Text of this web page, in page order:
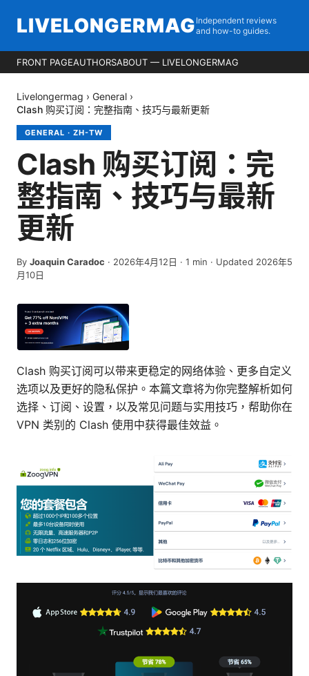
LIVELONGERMAG Independent reviews
and how-to guides.
FRONT PAGEAUTHORSABOUT — LIVELONGERMAG
Livelongermag › General ›
Clash 购买订阅：完整指南、技巧与最新更新
GENERAL · ZH-TW
Clash 购买订阅：完
整指南、技巧与最新
更新
By Joaquin Caradoc · 2026年4月12日 · 1 min · Updated 2026年5
月10日
Clash 购买订阅可以带来更稳定的网络体验、更多自定义
选项以及更好的隐私保护。本篇文章将为你完整解析如何
选择、订阅、设置，以及常见问题与实用技巧，帮助你在
VPN 类别的 Clash 使用中获得最佳效益。